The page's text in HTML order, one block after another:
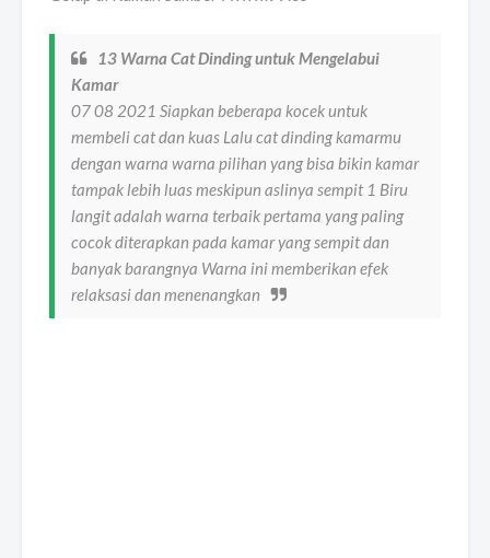
13 Warna Cat Dinding untuk Mengelabui
Kamar
07 08 2021 Siapkan beberapa kocek untuk
membeli cat dan kuas Lalu cat dinding kamarmu
dengan warna warna pilihan yang bisa bikin kamar
tampak lebih luas meskipun aslinya sempit 1 Biru
langit adalah warna terbaik pertama yang paling
cocok diterapkan pada kamar yang sempit dan
banyak barangnya Warna ini memberikan efek
relaksasi dan menenangkan